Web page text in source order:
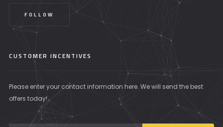
FOLLOW
CUSTOMER INCENTIVES
Please enter your contact information here. We will send the best
offers today!